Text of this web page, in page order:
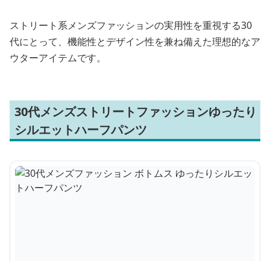
ストリート系メンズファッションの実用性を重視する30
代にとって、機能性とデザイン性を兼ね備えた理想的なア
ウターアイテムです。
30代メンズストリートファッションゆったり
シルエットハーフパンツ